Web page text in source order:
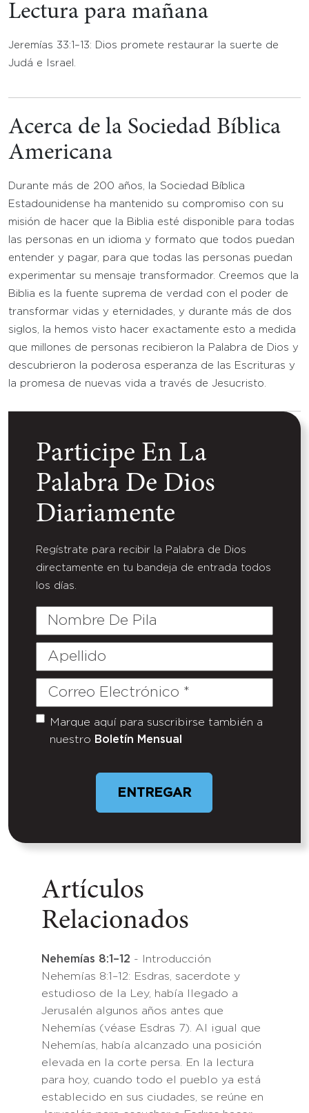
Lectura para mañana
Jeremías 33:1–13: Dios promete restaurar la suerte de
Judá e Israel.
Acerca de la Sociedad Bíblica
Americana
Durante más de 200 años, la Sociedad Bíblica
Estadounidense ha mantenido su compromiso con su
misión de hacer que la Biblia esté disponible para todas
las personas en un idioma y formato que todos puedan
entender y pagar, para que todas las personas puedan
experimentar su mensaje transformador. Creemos que la
Biblia es la fuente suprema de verdad con el poder de
transformar vidas y eternidades, y durante más de dos
siglos, la hemos visto hacer exactamente esto a medida
que millones de personas recibieron la Palabra de Dios y
descubrieron la poderosa esperanza de las Escrituras y
la promesa de nuevas vida a través de Jesucristo.
Participe En La
Palabra De Dios
Diariamente
Regístrate para recibir la Palabra de Dios
directamente en tu bandeja de entrada todos
los días.
Nombre
Pila
Apellido
Correo
Untitled
Marque aquí para suscribirse también a
nuestro Boletín Mensual
Artículos
Relacionados
Nehemías 8:1–12 - Introducción
Nehemías 8:1–12: Esdras, sacerdote y
estudioso de la Ley, había llegado a
Jerusalén algunos años antes que
Nehemías (véase Esdras 7). Al igual que
Nehemías, había alcanzado una posición
elevada en la corte persa. En la lectura
para hoy, cuando todo el pueblo ya está
establecido en sus ciudades, se reúne en